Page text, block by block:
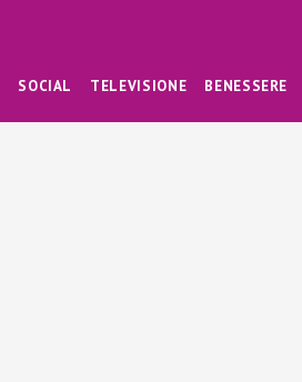
SOCIAL TELEVISIONE BENESSERE